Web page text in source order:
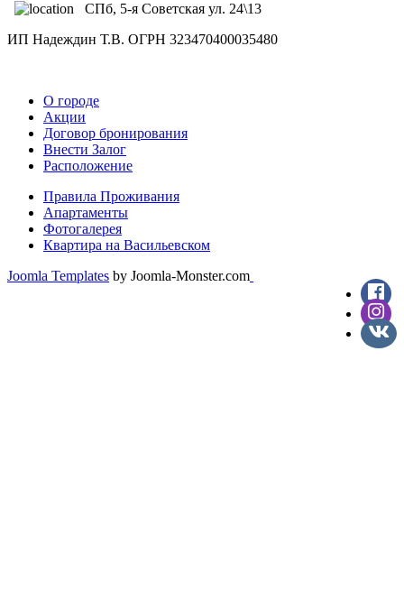
СПб, 5-я Советская ул. 24\13
ИП Надеждин Т.В. ОГРН 323470400035480
О городе
Акции
Договор бронирования
Внести Залог
Расположение
Правила Проживания
Апартаменты
Фотогалерея
Квартира на Васильевском
Joomla Templates by Joomla-Monster.com